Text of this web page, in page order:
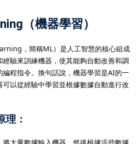
（機器學習）
，簡稱ML）是人工智慧的核心組成
驗來訓練機器，使其能夠自動改善和調
程指令。換句話說，機器學習是AI的一
以從經驗中學習並根據數據自動進行改
：